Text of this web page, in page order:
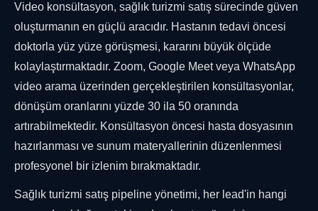
Video konsültasyon, sağlık turizmi satış sürecinde güven
oluşturmanın en güçlü aracıdır. Hastanın tedavi öncesi
doktorla yüz yüze görüşmesi, kararını büyük ölçüde
kolaylaştırmaktadır. Zoom, Google Meet veya WhatsApp
video arama üzerinden gerçekleştirilen konsültasyonlar,
dönüşüm oranlarını yüzde 30 ila 50 oranında
artırabilmektedir. Konsültasyon öncesi hasta dosyasının
hazırlanması ve sunum materyallerinin düzenlenmesi
profesyonel bir izlenim bırakmaktadır.
Sağlık turizmi satış pipeline yönetimi, her lead'in hangi